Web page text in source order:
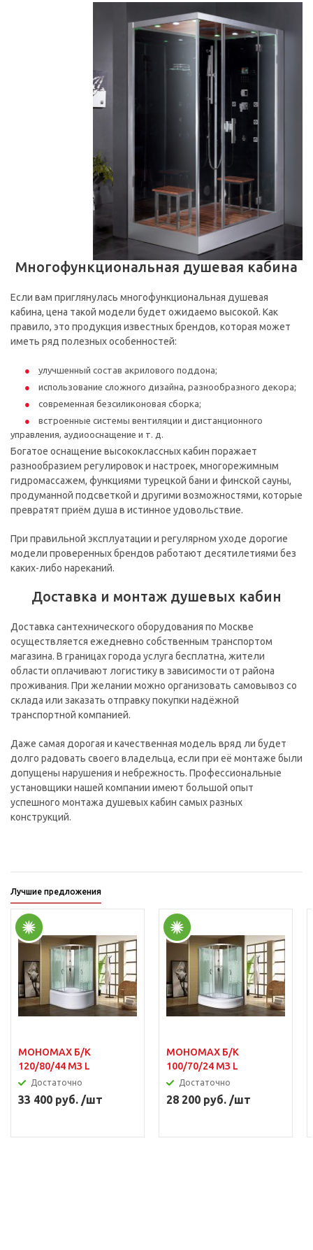
Многофункциональная душевая кабина
Если вам приглянулась многофункциональная душевая
кабина, цена такой модели будет ожидаемо высокой. Как
правило, это продукция известных брендов, которая может
иметь ряд полезных особенностей:
улучшенный состав акрилового поддона;
использование сложного дизайна, разнообразного декора;
современная безсиликоновая сборка;
встроенные системы вентиляции и дистанционного
управления, аудиооснащение и т. д.
Богатое оснащение высококлассных кабин поражает
разнообразием регулировок и настроек, многорежимным
гидромассажем, функциями турецкой бани и финской сауны,
продуманной подсветкой и другими возможностями, которые
превратят приём душа в истинное удовольствие.
При правильной эксплуатации и регулярном уходе дорогие
модели проверенных брендов работают десятилетиями без
каких-либо нареканий.
Доставка и монтаж душевых кабин
Доставка сантехнического оборудования по Москве
осуществляется ежедневно собственным транспортом
магазина. В границах города услуга бесплатна, жители
области оплачивают логистику в зависимости от района
проживания. При желании можно организовать самовывоз со
склада или заказать отправку покупки надёжной
транспортной компанией.
Даже самая дорогая и качественная модель вряд ли будет
долго радовать своего владельца, если при её монтаже были
допущены нарушения и небрежность. Профессиональные
установщики нашей компании имеют большой опыт
успешного монтажа душевых кабин самых разных
конструкций.
Лучшие предложения
МОНОМАХ Б/К
120/80/44 МЗ L
Достаточно
33 400 руб. /шт
МОНОМАХ Б/К
100/70/24 МЗ L
Достаточно
28 200 руб. /шт